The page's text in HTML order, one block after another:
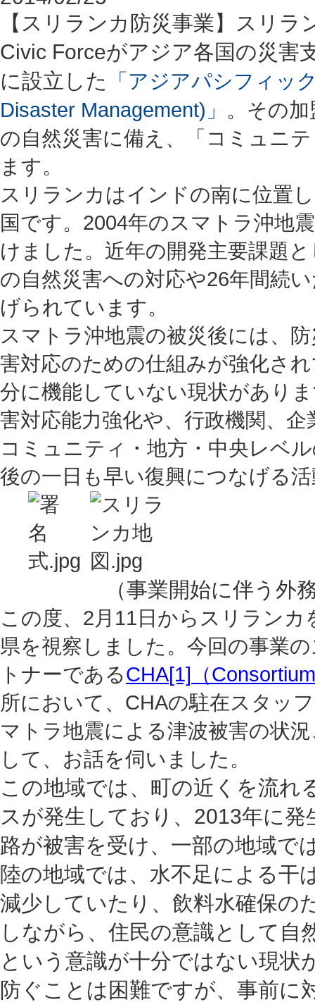
【スリランカ防災事業】スリ
Civic Forceがアジア各国の災害
に設立した
「アジアパシフィ
Disaster Management)」 。その
の自然災害に備え、「コミュニ
ます。
スリランカはインドの南に位置
国です。2004年のスマトラ沖地
けました。近年の開発主要課題
の自然災害への対応や26年間続
げられています。
スマトラ沖地震の被災後には、
害対応のための仕組みが強化さ
分に機能していない現状があり
害対応能力強化や、行政機関、
コミュニティ・地方・中央レベ
後の一日も早い復興につなげる
（事業開始に伴う外務省
この度、2月11日からスリラン
県を視察しました。今回の事業
トナーであるCHA[1] （
所において、CHAの駐在スタッ
マトラ地震による津波被害の状
して、お話を伺いました。
この地域では、町の近くを流れ
スが発生しており、2013年に
路が被害を受け、一部の地域で
陸の地域では、水不足による干
減少していたり、飲料水確保の
しながら、住民の意識として自
という意識が十分ではない現状
防ぐことは困難ですが、事前に